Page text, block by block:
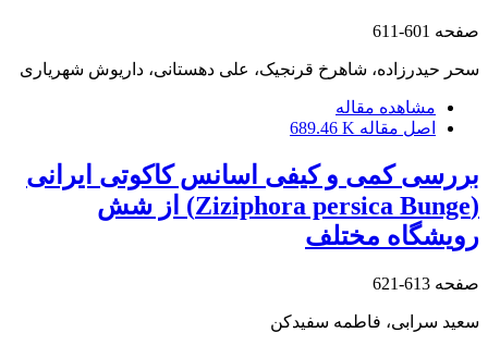
صفحه 601-611
سحر حیدرزاده، شاهرخ قرنجیک، علی دهستانی، داریوش شهریاری
مشاهده مقاله
اصل مقاله 689.46 K
بررسی کمی و کیفی اسانس کاکوتی ایرانی
(Ziziphora persica Bunge) از شش
رویشگاه مختلف
صفحه 613-621
سعید سرابی، فاطمه سفیدکن